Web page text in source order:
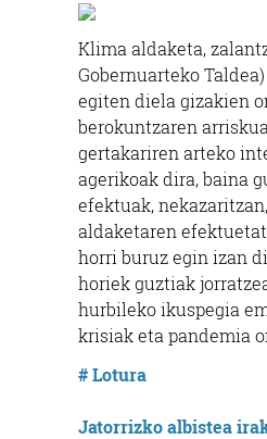
Klima aldaketa,
Gobernuarteko
egiten diela gizakien
berokuntzaren
gertakariren arteko
agerikoak dira, baina
efektuak,
aldaketaren
horri buruz egin izan
horiek guztiak
hurbileko ikuspegia
krisiak eta pandemia
# Lotura
Jatorrizko albistea